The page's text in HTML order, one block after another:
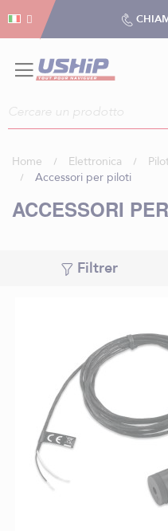
Home Elettronica
Accessori per piloti
ACCESSORI
Filtrer
Gestion dei cookies
Gestion dei cookies